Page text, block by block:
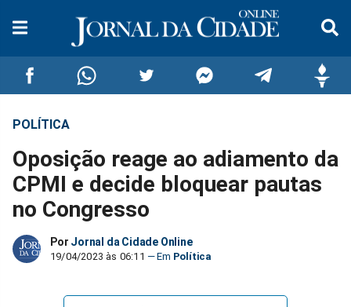
Compartilhar
no
Facebook
Compartilhar
no
Whatsapp
no
Twitter
no
no
no
POLÍTICA
Oposição reage ao adiamento da
CPMI e decide bloquear pautas
no Congresso
Por Jornal da Cidade Online
19/04/2023 às 06:11 Política